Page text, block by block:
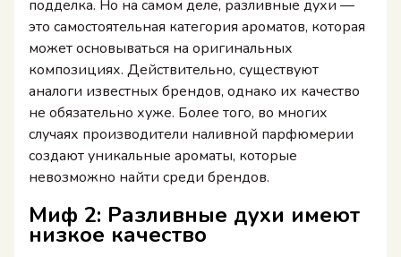
подделка. Но на самом деле, разливные духи —
это самостоятельная категория ароматов, которая
может основываться на оригинальных
композициях. Действительно, существуют
аналоги известных брендов, однако их качество
не обязательно хуже. Более того, во многих
случаях производители наливной парфюмерии
создают уникальные ароматы, которые
невозможно найти среди брендов.
Миф 2: Разливные духи имеют
низкое качество